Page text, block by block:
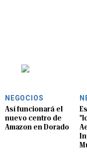
NEGOCIOS
Así funcionará el
nuevo centro de
Amazon en Dorado